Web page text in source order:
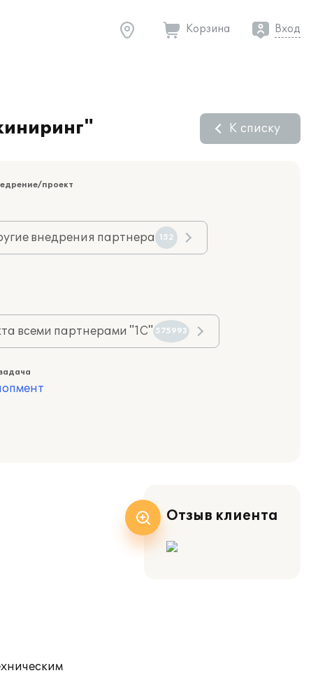
Корзина Вход
К списку
проект
внедрения партнера 152
всеми партнерами "1С" 575993
Отзыв клиента